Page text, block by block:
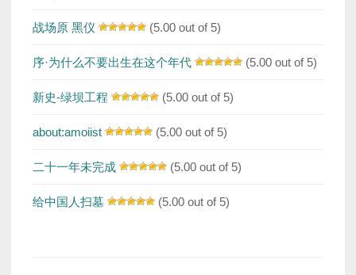
战场原 黑仪 (5.00 out of 5)
序·为什么不要出生在这个年代 (5.00 out of 5)
新史-绿坝工程 (5.00 out of 5)
about:amoiist (5.00 out of 5)
二十一年未完成 (5.00 out of 5)
给中国人扫墓 (5.00 out of 5)